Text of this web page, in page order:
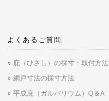
よくあるご質問
庇（ひさし）の採寸・取付方法
網戸寸法の採寸方法
平成庇（ガルバリウム）Q＆A